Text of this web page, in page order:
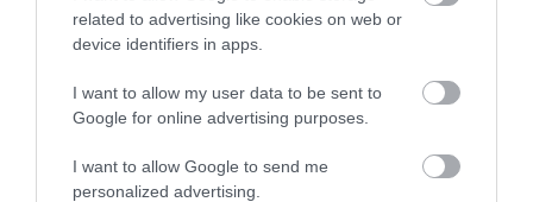
related to advertising like cookies on web or
device identifiers in apps.
I want to allow my user data to be sent to
Google for online advertising purposes.
I want to allow Google to send me
personalized advertising.
KAPCSOLÓDÓ OLVASMÁNY